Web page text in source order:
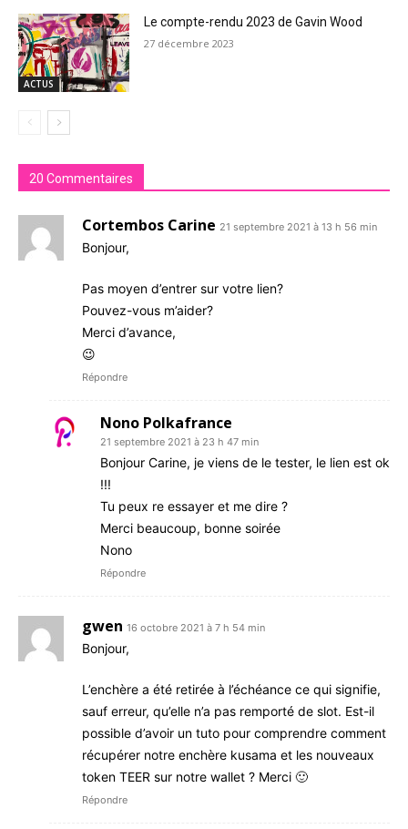
ACTUS
Le compte-rendu 2023 de Gavin Wood
27 décembre 2023
20 Commentaires
Cortembos Carine 21 septembre 2021 à 13 h 56 min
Bonjour,
Pas moyen d’entrer sur votre lien?
Pouvez-vous m’aider?
Merci d’avance,
😉
Répondre
Nono Polkafrance
21 septembre 2021 à 23 h 47 min
Bonjour Carine, je viens de le tester, le lien est ok
!!!
Tu peux re essayer et me dire ?
Merci beaucoup, bonne soirée
Nono
Répondre
gwen 16 octobre 2021 à 7 h 54 min
Bonjour,
L’enchère a été retirée à l’échéance ce qui signifie,
sauf erreur, qu’elle n’a pas remporté de slot. Est-il
possible d’avoir un tuto pour comprendre comment
récupérer notre enchère kusama et les nouveaux
token TEER sur notre wallet ? Merci 🙂
Répondre